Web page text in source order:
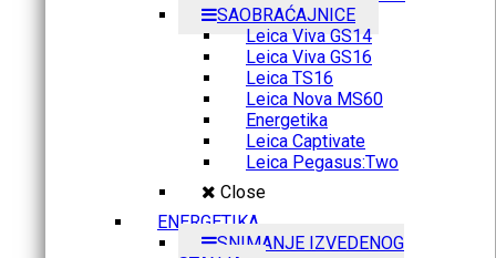
SAOBRAĆAJNICE
Leica Viva GS14
Leica Viva GS16
Leica TS16
Leica Nova MS60
Energetika
Leica Captivate
Leica Pegasus:Two
Close
ENERGETIKA
SNIMANJE IZVEDENOG